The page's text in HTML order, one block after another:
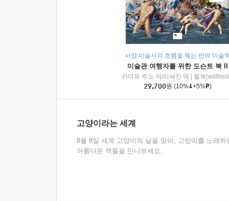
서양 미술사의 흐름을 꿰는 반려 미술
미술관 여행자를 위한 도슨트 북 II
카미유 주노 저/이세진 역
윌북
29,700원 (10% +5% )
고양이라는 세계
8월 8일 세계 고양이의 날을 맞아, 고양이를 노래하
아름다운 책들을 만나보세요.